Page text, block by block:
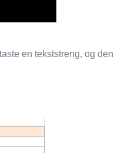
en tekststreng, og den